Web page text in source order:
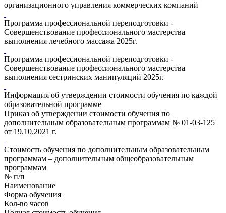
организационного управления коммерческих компаний
Программа профессиональной переподготовки -
Совершенствование профессионального мастерства
выполнения лечебного массажа 2025г.
Программа профессиональной переподготовки -
Совершенствование профессионального мастерства
выполнения сестринских манипуляций 2025г.
Информация об утверждении стоимости обучения по каждой
образовательной программе
Приказ об утверждении стоимости обучения по
дополнительным образовательным программам № 01-03-125
от 19.10.2021 г.
Стоимость обучения по дополнительным образовательным
программам – дополнительным общеобразовательным
программам
№ п/п
Наименование
Форма обучения
Кол-во часов